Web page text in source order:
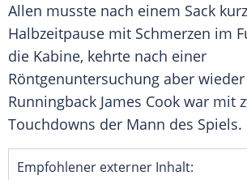
Allen musste nach einem Sack
Halbzeitpause mit Schmerzen im
die Kabine, kehrte nach einer
Röntgenuntersuchung aber
Runningback James Cook war mit
Touchdowns der Mann des Spiels.
Empfohlener externer Inhalt: